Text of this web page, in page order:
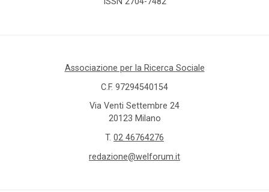
Associazione per la Ricerca Sociale
C.F. 97294540154
Via Venti Settembre 24
20123 Milano
T. 02 46764276
redazione@welforum.it